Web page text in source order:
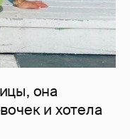
она
и хотела